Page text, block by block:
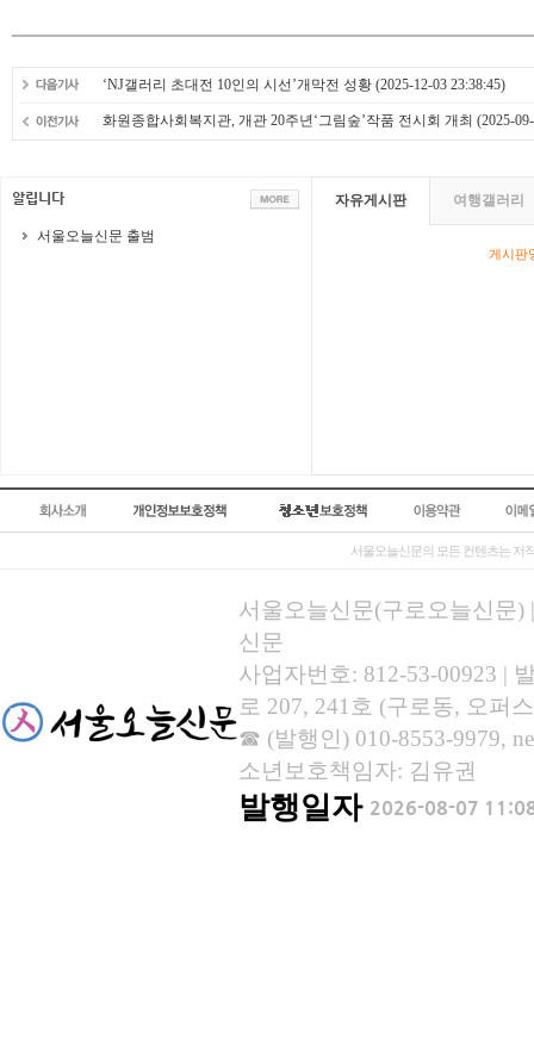
‘NJ갤러리 초대전 10인의 시선’개막전 성황 (2025-12-03 23:38:45)
화원종합사회복지관, 개관 20주년‘그림숲’작품 전시회 개최 (2025-
서울오늘신문 출범
자유게시판 여행갤러리
게시판
서울오늘신문의 모든 컨텐츠는 저
서울오늘신문(구로오늘신문)
신문
사업자번호: 812-53-00923 |
로 207, 241호 (구로동, 오퍼
☎ (발행인) 010-8553-9979,
소년보호책임자: 김유권
발행일자